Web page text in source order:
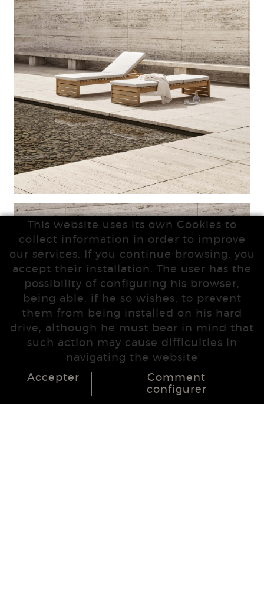
This website uses its own Cookies to
collect information in order to improve
our services. If you continue browsing, you
accept their installation. The user has the
possibility of configuring his browser,
being able, if he so wishes, to prevent
them from being installed on his hard
drive, although he must bear in mind that
such action may cause difficulties in
navigating the website
Accepter
Comment
configurer